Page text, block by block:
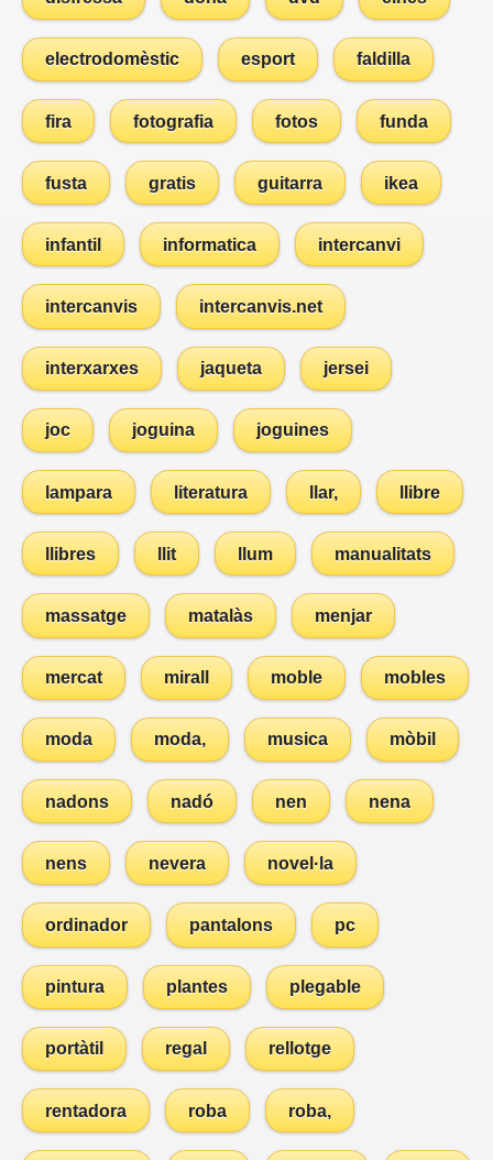
electrodomèstic esport faldilla
fira fotografia fotos funda
fusta gratis guitarra ikea
infantil informatica intercanvi
intercanvis intercanvis.net
interxarxes jaqueta jersei
joc joguina joguines
lampara literatura llar, llibre
llibres llit llum manualitats
massatge matalàs menjar
mercat mirall moble mobles
moda moda, musica mòbil
nadons nadó nen nena
nens nevera novel·la
ordinador pantalons pc
pintura plantes plegable
portàtil regal rellotge
rentadora roba roba,